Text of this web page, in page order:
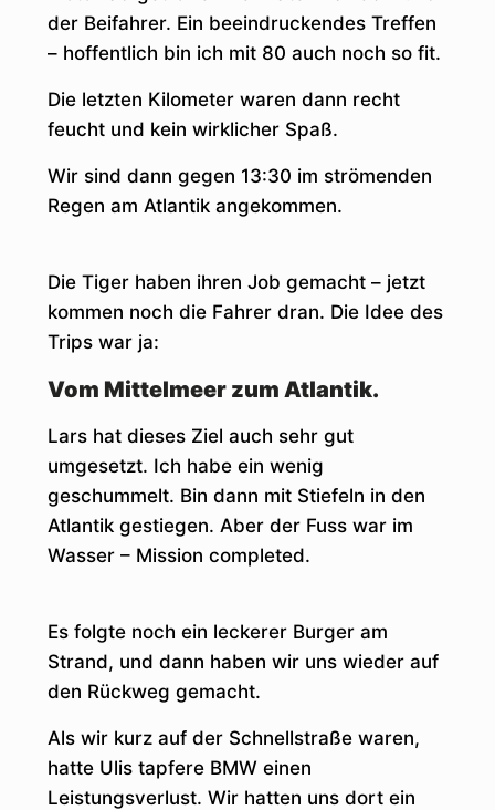
der Beifahrer. Ein beeindruckendes Treffen
– hoffentlich bin ich mit 80 auch noch so fit.
Die letzten Kilometer waren dann recht
feucht und kein wirklicher Spaß.
Wir sind dann gegen 13:30 im strömenden
Regen am Atlantik angekommen.
Die Tiger haben ihren Job gemacht – jetzt
kommen noch die Fahrer dran. Die Idee des
Trips war ja:
Vom Mittelmeer zum Atlantik.
Lars hat dieses Ziel auch sehr gut
umgesetzt. Ich habe ein wenig
geschummelt. Bin dann mit Stiefeln in den
Atlantik gestiegen. Aber der Fuss war im
Wasser – Mission completed.
Es folgte noch ein leckerer Burger am
Strand, und dann haben wir uns wieder auf
den Rückweg gemacht.
Als wir kurz auf der Schnellstraße waren,
hatte Ulis tapfere BMW einen
Leistungsverlust. Wir hatten uns dort ein